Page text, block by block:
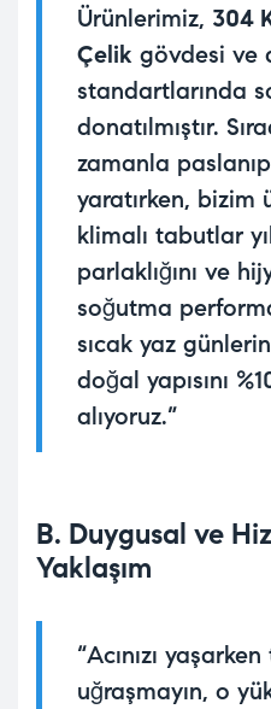
Ürünlerimiz, 304
Çelik gövdesi ve
standartlarında
donatılmıştır.
zamanla
yaratırken, bizim
klimalı tabutlar
parlaklığını ve
soğutma
sıcak yaz
doğal yapısını
alıyoruz.”
B. Duygusal ve
Yaklaşım
“Acınızı
uğraşmayın, o